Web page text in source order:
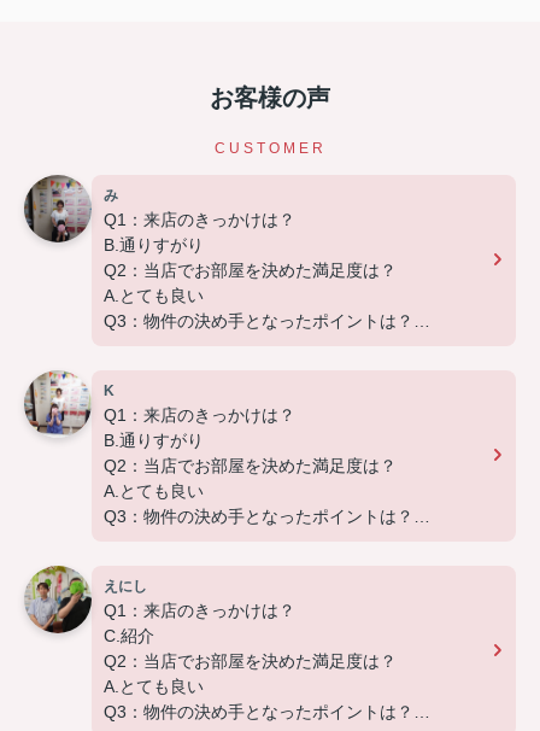
お客様の声
CUSTOMER
み
Q1：来店のきっかけは？
B.通りすがり
Q2：当店でお部屋を決めた満足度は？
A.とても良い
Q3：物件の決め手となったポイントは？
この度は弊社でのご契約ありがとうございました！
アパートマンション館では、お部屋のご紹介だけで
なく、入居後のアフターフォローもさせて頂いてお
ります。
引越し業者のご紹介やインターネット回線のご相
談、その他入居中のお困りごとなどございました
開催中！ お問い合わせは 0297(72)1181までどう
ぞ♪
K
Q1：来店のきっかけは？
B.通りすがり
Q2：当店でお部屋を決めた満足度は？
A.とても良い
Q3：物件の決め手となったポイントは？
早めの対応でご迷惑おかけいたしました。
ありがとうございました。
この度は弊社でのご契約ありがとうございました！
アパートマンション館では、お部屋のご紹介だけで
なく、入居後のアフターフォローもさせて頂いてお
えにし
Q1：来店のきっかけは？
C.紹介
Q2：当店でお部屋を決めた満足度は？
A.とても良い
Q3：物件の決め手となったポイントは？